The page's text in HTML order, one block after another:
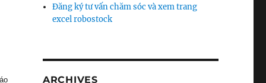
Đăng ký tư vấn chăm sóc và xem trang
excel robostock
ARCHIVES